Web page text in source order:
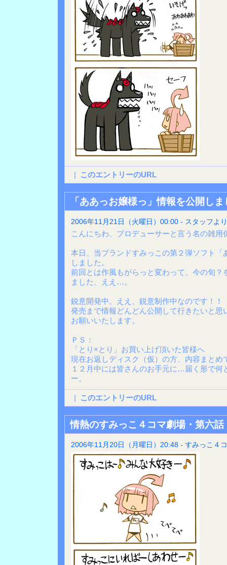
| このエントリーのURL
「ああっお嬢様っ」情報を公開し
2006年11月21日（火曜日）00:00 - スタッフより
こんにちわ、プロデューサーと言う名の雑用
本日、当ブランドすみっこの第２弾ソフト「
しました。
前回とは作風もがらっと変わって、今の旬？
ました、ええ…。
鋭意開発中。ええ、鋭意制作中なのです！！
発売まで情報どんどん公開して行きたいと思
お願いいたします。
ＰＳ：
「とり×とり」お買い上げ頂いた皆様へ
現在お返しディスク（仮）の方、内容まとめ
１２月中には皆さんのお手元に…届く形で何
ー。
| このエントリーのURL
情熱のすみっこ４コマ劇場・第六
2006年11月20日（月曜日）20:48 - すみっこ４